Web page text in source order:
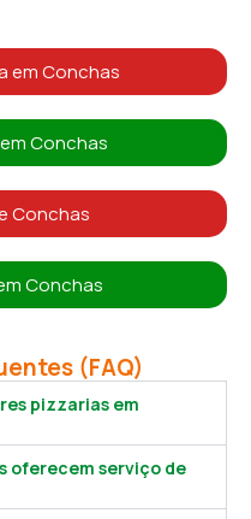
em Conchas
Conchas
Conchas
Conchas
(FAQ)
pizzarias em
oferecem serviço de